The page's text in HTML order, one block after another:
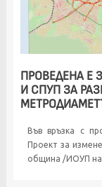
ПРОВЕДЕНА Е
И СПУП ЗА
Във връзка с
Проект за
община /ИОУП на